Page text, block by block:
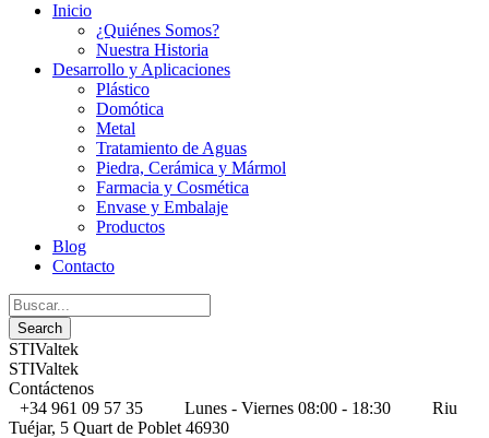
Inicio
¿Quiénes Somos?
Nuestra Historia
Desarrollo y Aplicaciones
Plástico
Domótica
Metal
Tratamiento de Aguas
Piedra, Cerámica y Mármol
Farmacia y Cosmética
Envase y Embalaje
Productos
Blog
Contacto
STIValtek
STIValtek
Contáctenos
+34 961 09 57 35
Lunes - Viernes 08:00 - 18:30
Riu
Tuéjar, 5 Quart de Poblet 46930